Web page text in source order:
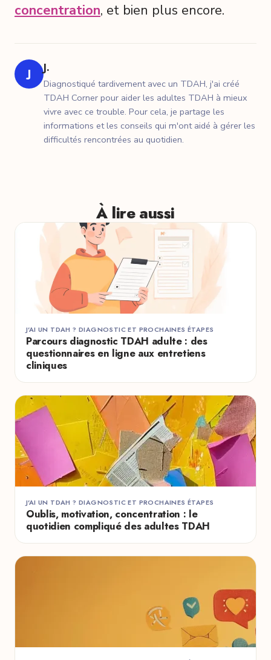
concentration, et bien plus encore.
J J.
Diagnostiqué tardivement avec un TDAH, j'ai créé
TDAH Corner pour aider les adultes TDAH à mieux
vivre avec ce trouble. Pour cela, je partage les
informations et les conseils qui m'ont aidé à gérer les
difficultés rencontrées au quotidien.
À lire aussi
J'AI UN TDAH ? DIAGNOSTIC ET PROCHAINES ÉTAPES
Parcours diagnostic TDAH adulte : des
questionnaires en ligne aux entretiens
cliniques
J'AI UN TDAH ? DIAGNOSTIC ET PROCHAINES ÉTAPES
Oublis, motivation, concentration : le
quotidien compliqué des adultes TDAH